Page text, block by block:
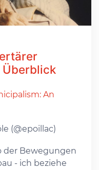
Überblick
An
(@epoillac)
der Bewegungen
- ich beziehe